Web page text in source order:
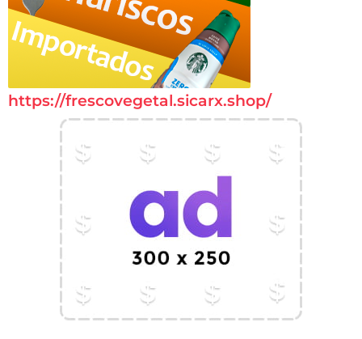
https://frescovegetal.sicarx.shop/